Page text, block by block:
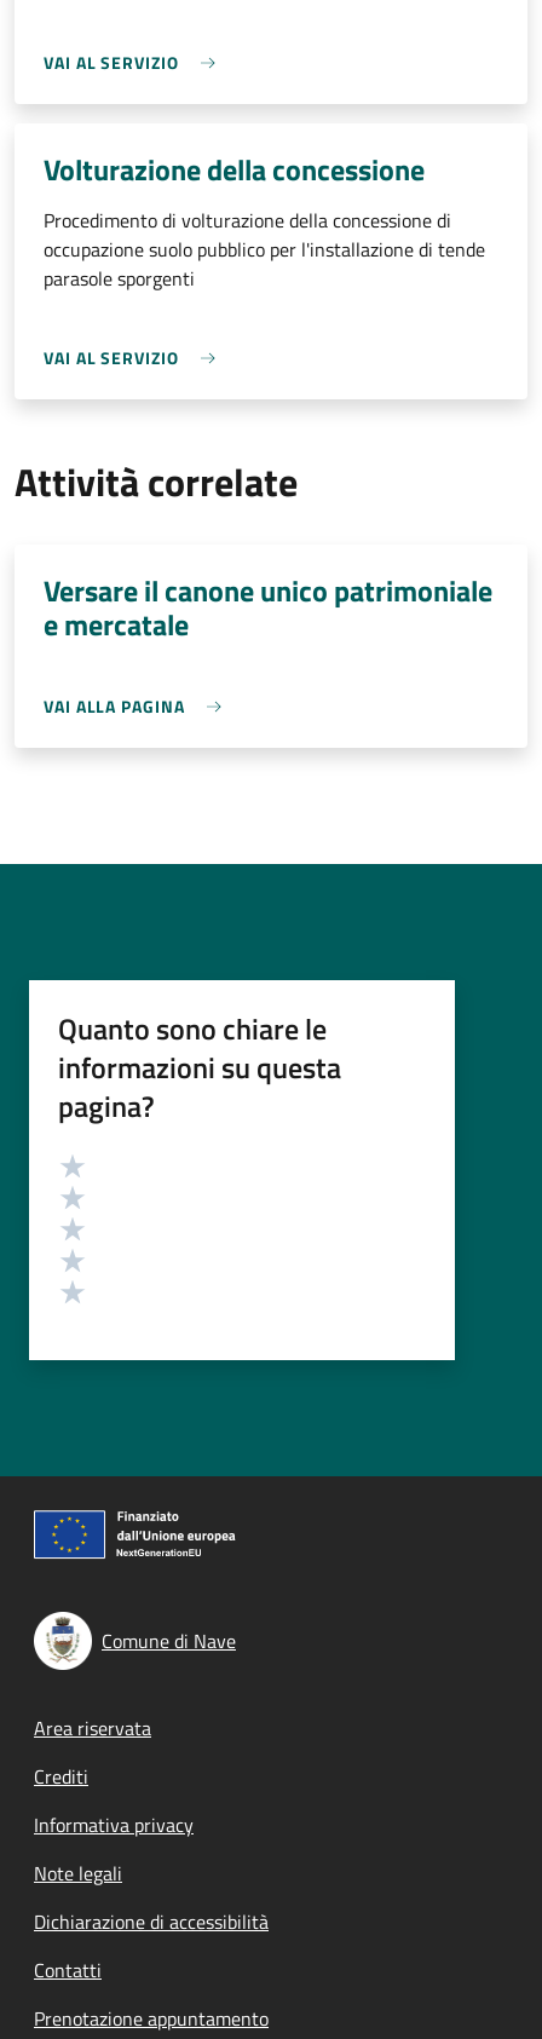
VAI AL SERVIZIO
Volturazione della concessione
Procedimento di volturazione della concessione di
occupazione suolo pubblico per l'installazione di tende
parasole sporgenti
VAI AL SERVIZIO
Attività correlate
Versare il canone unico patrimoniale
e mercatale
VAI ALLA PAGINA
Quanto sono chiare le
informazioni su questa
pagina?
Valutazione
Comune di Nave
Footer menu
Area riservata
Crediti
Informativa privacy
Note legali
Dichiarazione di accessibilità
Contatti
Prenotazione appuntamento